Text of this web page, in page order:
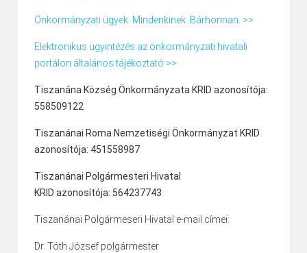
Önkormányzati ügyek. Mindenkinek. Bárhonnan. >>
Elektronikus ügyintézés az önkormányzati hivatali
portálon általános tájékoztató >>
Tiszanána Község Önkormányzata KRID azonosítója:
558509122
Tiszanánai Roma Nemzetiségi Önkormányzat KRID
azonosítója: 451558987
Tiszanánai Polgármesteri Hivatal
KRID azonosítója: 564237743
Tiszanánai Polgármeseri Hivatal e-mail címei:
Dr. Tóth József polgármester